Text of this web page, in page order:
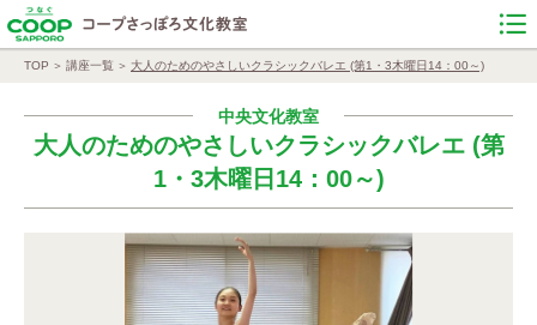
TOP 講座一覧 大人のためのやさしいクラシックバレエ (第1・3木曜日14：00～)
中央文化教室
大人のためのやさしいクラシックバレエ (第
1・3木曜日14：00～)